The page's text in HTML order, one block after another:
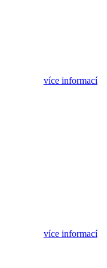
více informací
více informací